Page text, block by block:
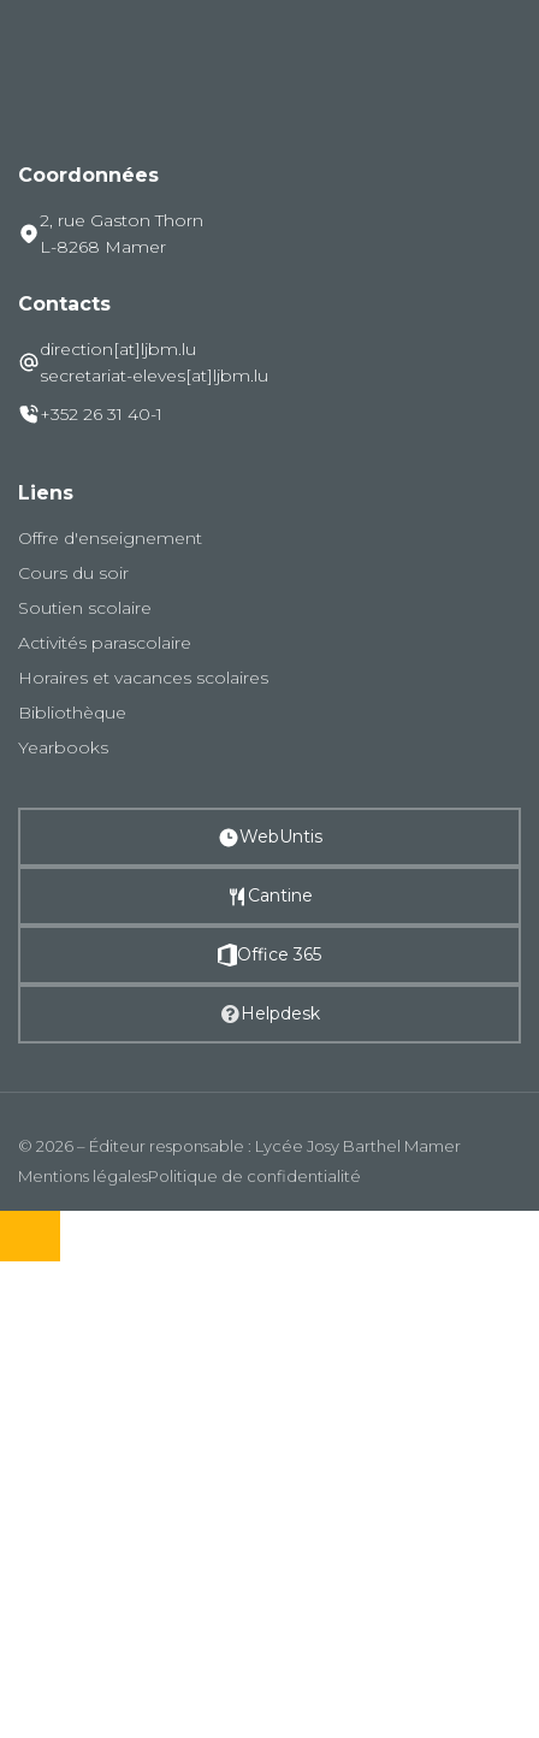
Coordonnées
2, rue Gaston Thorn
L-8268 Mamer
Contacts
direction[at]ljbm.lu
secretariat-eleves[at]ljbm.lu
+352 26 31 40-1
Liens
Offre d'enseignement
Cours du soir
Soutien scolaire
Activités parascolaire
Horaires et vacances scolaires
Bibliothèque
Yearbooks
WebUntis
Cantine
Office 365
Helpdesk
© 2026 – Éditeur responsable : Lycée Josy Barthel Mamer
Mentions légalesPolitique de confidentialité